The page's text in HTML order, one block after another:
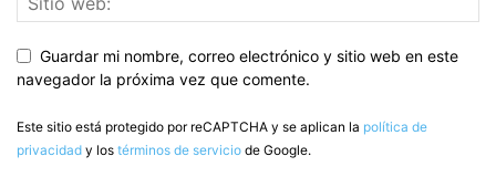
Guardar mi nombre, correo electrónico y sitio web en este
navegador la próxima vez que comente.
Este sitio está protegido por reCAPTCHA y se aplican la política de
privacidad y los términos de servicio de Google.